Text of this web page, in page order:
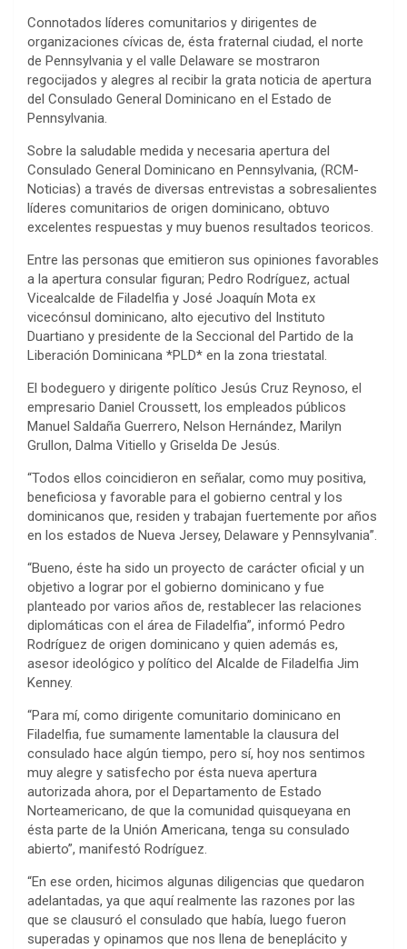
Connotados líderes comunitarios y dirigentes de
organizaciones cívicas de, ésta fraternal ciudad, el norte
de Pennsylvania y el valle Delaware se mostraron
regocijados y alegres al recibir la grata noticia de apertura
del Consulado General Dominicano en el Estado de
Pennsylvania.
Sobre la saludable medida y necesaria apertura del
Consulado General Dominicano en Pennsylvania, (RCM-
Noticias) a través de diversas entrevistas a sobresalientes
líderes comunitarios de origen dominicano, obtuvo
excelentes respuestas y muy buenos resultados teoricos.
Entre las personas que emitieron sus opiniones favorables
a la apertura consular figuran; Pedro Rodríguez, actual
Vicealcalde de Filadelfia y José Joaquín Mota ex
vicecónsul dominicano, alto ejecutivo del Instituto
Duartiano y presidente de la Seccional del Partido de la
Liberación Dominicana *PLD* en la zona triestatal.
El bodeguero y dirigente político Jesús Cruz Reynoso, el
empresario Daniel Croussett, los empleados públicos
Manuel Saldaña Guerrero, Nelson Hernández, Marilyn
Grullon, Dalma Vitiello y Griselda De Jesús.
“Todos ellos coincidieron en señalar, como muy positiva,
beneficiosa y favorable para el gobierno central y los
dominicanos que, residen y trabajan fuertemente por años
en los estados de Nueva Jersey, Delaware y Pennsylvania”.
“Bueno, éste ha sido un proyecto de carácter oficial y un
objetivo a lograr por el gobierno dominicano y fue
planteado por varios años de, restablecer las relaciones
diplomáticas con el área de Filadelfia”, informó Pedro
Rodríguez de origen dominicano y quien además es,
asesor ideológico y político del Alcalde de Filadelfia Jim
Kenney.
“Para mí, como dirigente comunitario dominicano en
Filadelfia, fue sumamente lamentable la clausura del
consulado hace algún tiempo, pero sí, hoy nos sentimos
muy alegre y satisfecho por ésta nueva apertura
autorizada ahora, por el Departamento de Estado
Norteamericano, de que la comunidad quisqueyana en
ésta parte de la Unión Americana, tenga su consulado
abierto”, manifestó Rodríguez.
“En ese orden, hicimos algunas diligencias que quedaron
adelantadas, ya que aquí realmente las razones por las
que se clausuró el consulado que había, luego fueron
superadas y opinamos que nos llena de beneplácito y